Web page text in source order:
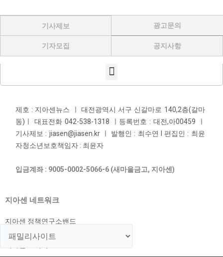
기사제보 광고문의
기자모집 공지사항
제호 : 지아센뉴스 ㅣ 대전광역시 서구 신갈마로 140,2층(갈마
동)ㅣ 대표전화 042-538-1318 ㅣ등록번호 : 대전,아00459 ㅣ
기사제보 : jiasen@jiasen.kr ㅣ 발행인 : 최수연 l 편집인 : 최윤
자청소년보호책임자 : 최윤자
입금계좌 : 9005-0002-5066-6 (새마을금고, 지아센)
지아센 네트워크
지아센 정책연구소밴드
지아센 해외아동지원국